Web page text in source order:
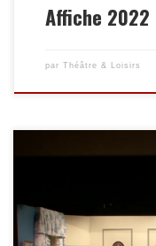
Affiche 2022
par Théâtre & Loisirs